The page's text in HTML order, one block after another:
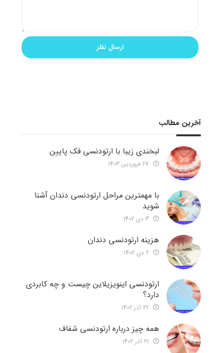
آخرین مطالب
لبخندی زیبا با ارتودنسی فک پایین
با مهمترین مراحل ارتودنسی دندان آشنا
شوید
هزینه ارتودنسی دندان
ارتودنسی اینویزیلاین چیست و چه کابردی
دارد؟
همه چیز درباره ارتودنسی شفاف